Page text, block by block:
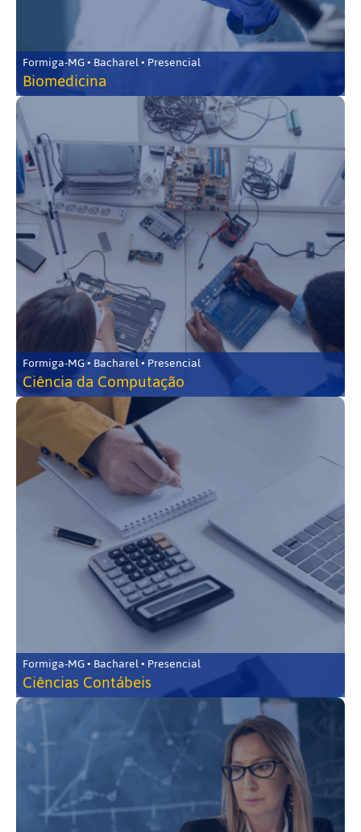
Formiga-MG • Bacharel • Presencial
Biomedicina
Formiga-MG • Bacharel • Presencial
Ciência da Computação
Formiga-MG • Bacharel • Presencial
Ciências Contábeis